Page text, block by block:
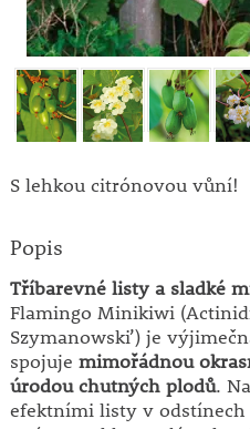
S lehkou citrónovou vůní!
Popis
Tříbarevné listy a sladké
Flamingo Minikiwi
Szymanowski’) je
spojuje mimořádnou
úrodou chutných plodů.
efektními listy v odstínech